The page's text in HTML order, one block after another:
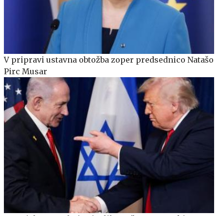
V pripravi ustavna obtožba zoper predsednico Natašo
Pirc Musar